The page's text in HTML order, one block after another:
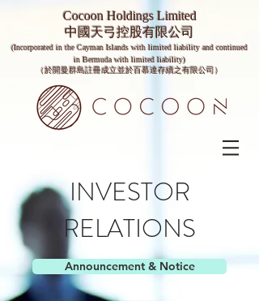
Cocoon Holdings Limited
​​中國天弓控股有限公司
(Incorporated in the Cayman Islands with limited liability and continued
in Bermuda with limited liability)
（於開曼群島註冊成立並於百慕達存續之有限公司）
INVESTOR
RELATIONS
Announcement & Notice